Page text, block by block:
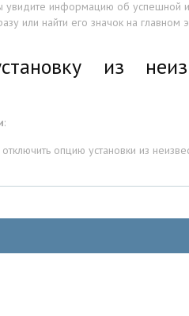
увидите информацию об успешной
или найти его значок на
из
:
опцию установки из